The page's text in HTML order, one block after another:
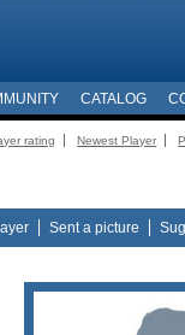
CATALOG
rating Newest Player
Sent a picture